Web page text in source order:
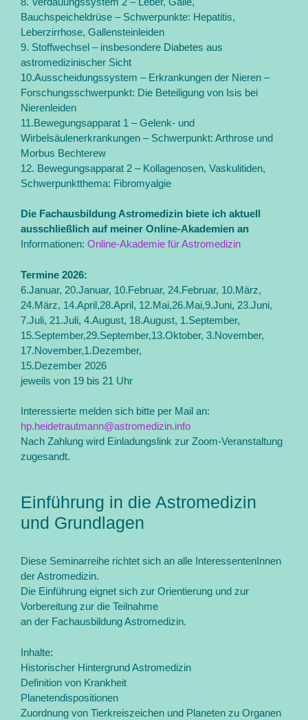
Bauchspeicheldrüse – Schwerpunkte: Hepatitis,
Leberzirrhose, Gallensteinleiden
9. Stoffwechsel – insbesondere Diabetes aus
astromedizinischer Sicht
10.Ausscheidungssystem – Erkrankungen der Nieren –
Forschungsschwerpunkt: Die Beteiligung von Isis bei
Nierenleiden
11.Bewegungsapparat 1 – Gelenk- und
Wirbelsäulenerkrankungen – Schwerpunkt: Arthrose und
Morbus Bechterew
12. Bewegungsapparat 2 – Kollagenosen, Vaskulitiden,
Schwerpunktthema: Fibromyalgie
Die Fachausbildung Astromedizin biete ich aktuell
ausschließlich auf meiner Online-Akademien an
Informationen: Online-Akademie für Astromedizin
Termine 2026:
6.Januar, 20.Januar, 10.Februar, 24.Februar, 10.März,
24.März, 14.April,28.April, 12.Mai,26.Mai,9.Juni, 23.Juni,
7.Juli, 21.Juli, 4.August, 18.August, 1.September,
15.September,29.September,13.Oktober, 3.November,
17.November,1.Dezember,
15.Dezember 2026
jeweils von 19 bis 21 Uhr
Interessierte melden sich bitte per Mail an:
hp.heidetrautmann@astromedizin.info
Nach Zahlung wird Einladungslink zur Zoom-Veranstaltung
zugesandt.
Einführung in die Astromedizin
und Grundlagen
Diese Seminarreihe richtet sich an alle InteressentenInnen
der Astromedizin.
Die Einführung eignet sich zur Orientierung und zur
Vorbereitung zur die Teilnahme
an der Fachausbildung Astromedizin.
Inhalte:
Historischer Hintergrund Astromedizin
Definition von Krankheit
Planetendispositionen
Zuordnung von Tierkreiszeichen und Planeten zu Organen